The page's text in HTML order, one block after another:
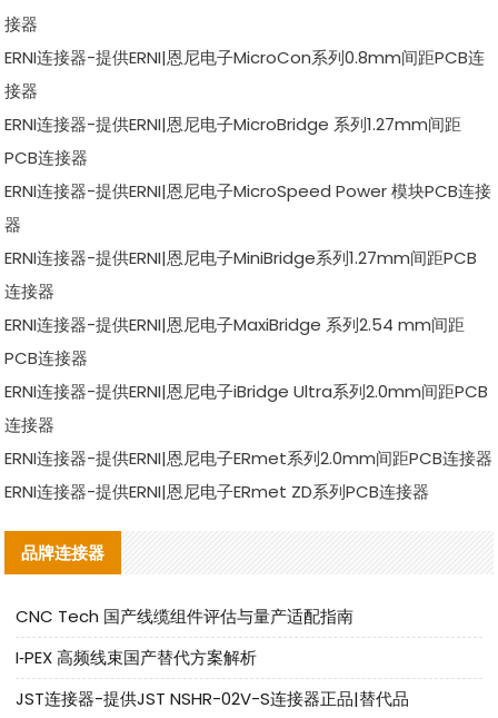
接器
ERNI连接器-提供ERNI|恩尼电子MicroCon系列0.8mm间距PCB连
接器
ERNI连接器-提供ERNI|恩尼电子MicroBridge 系列1.27mm间距
PCB连接器
ERNI连接器-提供ERNI|恩尼电子MicroSpeed Power 模块PCB连接
器
ERNI连接器-提供ERNI|恩尼电子MiniBridge系列1.27mm间距PCB
连接器
ERNI连接器-提供ERNI|恩尼电子MaxiBridge 系列2.54 mm间距
PCB连接器
ERNI连接器-提供ERNI|恩尼电子iBridge Ultra系列2.0mm间距PCB
连接器
ERNI连接器-提供ERNI|恩尼电子ERmet系列2.0mm间距PCB连接器
ERNI连接器-提供ERNI|恩尼电子ERmet ZD系列PCB连接器
品牌连接器
CNC Tech 国产线缆组件评估与量产适配指南
I‑PEX 高频线束国产替代方案解析
JST连接器-提供JST NSHR-02V-S连接器正品|替代品